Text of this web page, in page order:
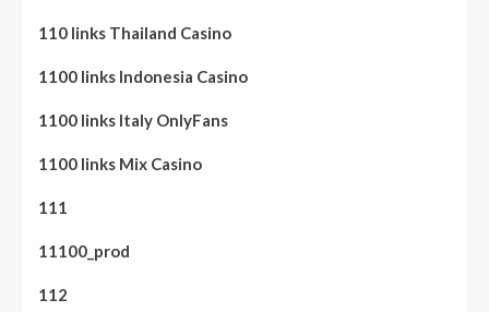
110 links Thailand Casino
1100 links Indonesia Casino
1100 links Italy OnlyFans
1100 links Mix Casino
111
11100_prod
112